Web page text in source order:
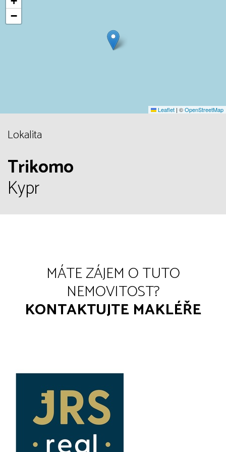
−
Leaflet | ©OpenStreetMap
Lokalita
Trikomo
Kypr
MÁTE ZÁJEM O TUTO
NEMOVITOST?
KONTAKTUJTE MAKLÉŘE